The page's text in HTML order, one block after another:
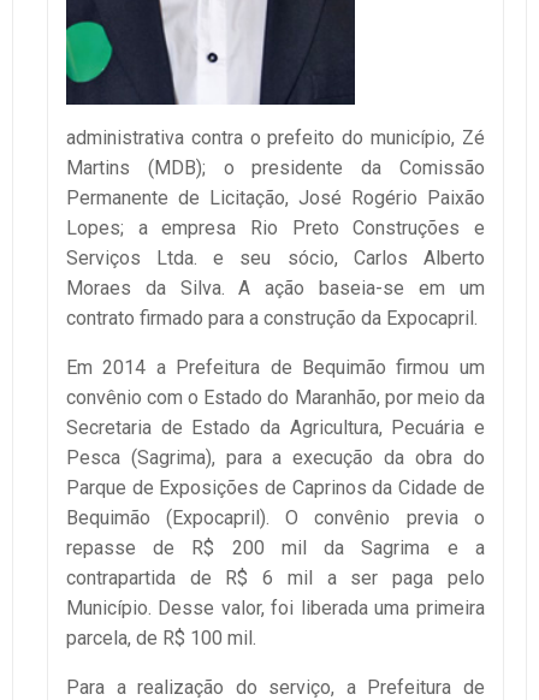
administrativa contra o prefeito do município, Zé
Martins (MDB); o presidente da Comissão
Permanente de Licitação, José Rogério Paixão
Lopes; a empresa Rio Preto Construções e
Serviços Ltda. e seu sócio, Carlos Alberto
Moraes da Silva. A ação baseia-se em um
contrato firmado para a construção da Expocapril.
Em 2014 a Prefeitura de Bequimão firmou um
convênio com o Estado do Maranhão, por meio da
Secretaria de Estado da Agricultura, Pecuária e
Pesca (Sagrima), para a execução da obra do
Parque de Exposições de Caprinos da Cidade de
Bequimão (Expocapril). O convênio previa o
repasse de R$ 200 mil da Sagrima e a
contrapartida de R$ 6 mil a ser paga pelo
Município. Desse valor, foi liberada uma primeira
parcela, de R$ 100 mil.
Para a realização do serviço, a Prefeitura de